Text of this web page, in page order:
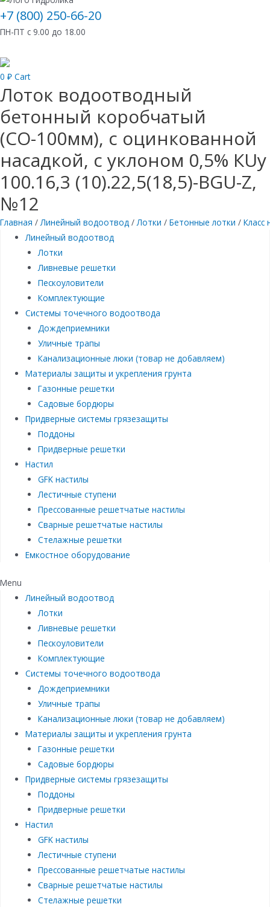
+7 (800) 250-66-20
ПН-ПТ с 9.00 до 18.00
0 ₽ Cart
Лоток водоотводный
бетонный коробчатый
(СО-100мм), с оцинкованной
насадкой, с уклоном 0,5% КUу
100.16,3 (10).22,5(18,5)-BGU-Z,
№12
Главная /Линейный водоотвод /Лотки / Бетонные лотки / Класс
Линейный водоотвод
Лотки
Ливневые решетки
Пескоуловители
Комплектующие
Системы точечного водоотвода
Дождеприемники
Уличные трапы
Канализационные люки (товар не добавляем)
Материалы защиты и укрепления грунта
Газонные решетки
Садовые бордюры
Придверные системы грязезащиты
Поддоны
Придверные решетки
Настил
GFK настилы
Лестичные ступени
Прессованные решетчатые настилы
Сварные решетчатые настилы
Стелажные решетки
Емкостное оборудование
Menu
Линейный водоотвод
Лотки
Ливневые решетки
Пескоуловители
Комплектующие
Системы точечного водоотвода
Дождеприемники
Уличные трапы
Канализационные люки (товар не добавляем)
Материалы защиты и укрепления грунта
Газонные решетки
Садовые бордюры
Придверные системы грязезащиты
Поддоны
Придверные решетки
Настил
GFK настилы
Лестичные ступени
Прессованные решетчатые настилы
Сварные решетчатые настилы
Стелажные решетки